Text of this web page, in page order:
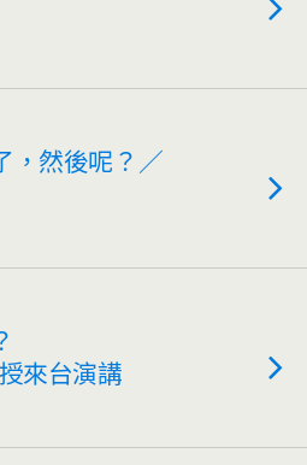
，然後呢？／
授來台演講